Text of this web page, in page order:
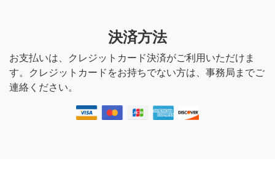
決済方法
お支払いは、クレジットカード決済がご利用いただけま
す。クレジットカードをお持ちでない方は、事務局までご
連絡ください。